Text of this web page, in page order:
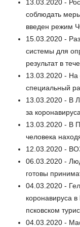
13.03.2020 -
соблюдать
введен режим
15.03.2020 -
системы для
результат в
13.03.2020 - На
специальный
13.03.2020 - В
за коронавируса
13.03.2020 - В
человека
12.03.2020 -
06.03.2020 -
готовы
04.03.2020 -
коронавируса в
псковском
04.03.2020 -